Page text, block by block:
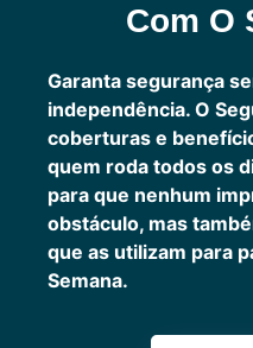
Com O
Garanta segurança
independência. O
coberturas e
quem roda todos os
para que nenhum
obstáculo, mas
que as utilizam para
Semana.